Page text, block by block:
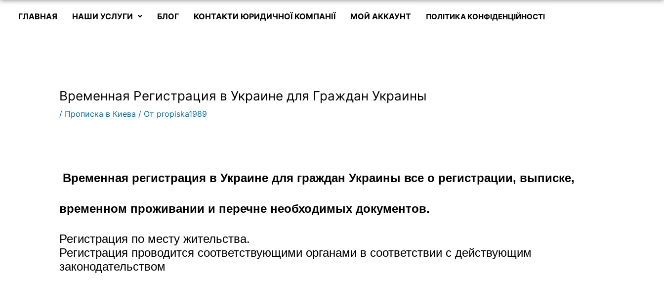
ГЛАВНАЯ НАШИ УСЛУГИ БЛОГ КОНТАКТИ ЮРИДИЧНОЇ КОМПАНІЇ МОЙ АККАУНТ ПОЛІТИКА КОНФІДЕНЦІЙНОСТІ
Временная Регистрация в Украине для Граждан Украины
/ Прописка в Киева / От propiska1989
Временная регистрация в Украине для граждан Украины все о регистрации, выписке,
временном проживании и перечне необходимых документов.
Регистрация по месту жительства.
Регистрация проводится соответствующими органами в соответствии с действующим
законодательством